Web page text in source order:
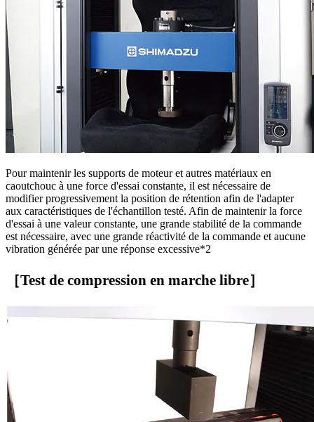
Pour maintenir les supports de moteur et autres matériaux en
caoutchouc à une force d'essai constante, il est nécessaire de
modifier progressivement la position de rétention afin de l'adapter
aux caractéristiques de l'échantillon testé. Afin de maintenir la force
d'essai à une valeur constante, une grande stabilité de la commande
est nécessaire, avec une grande réactivité de la commande et aucune
vibration générée par une réponse excessive*2
［Test de compression en marche libre］